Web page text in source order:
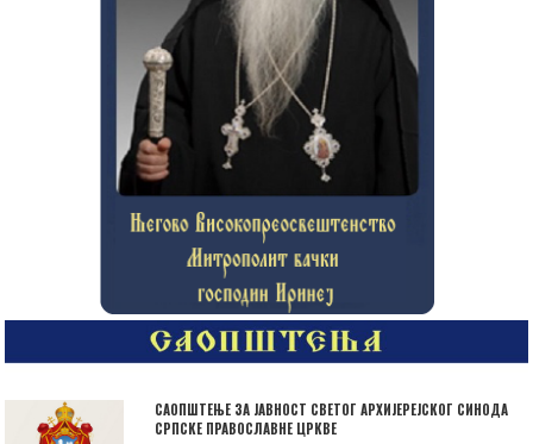
САОПШТЕЊЕ ЗА ЈАВНОСТ СВЕТОГ АРХИЈЕРЕЈСКОГ СИНОДА
СРПСКЕ ПРАВОСЛАВНЕ ЦРКВЕ